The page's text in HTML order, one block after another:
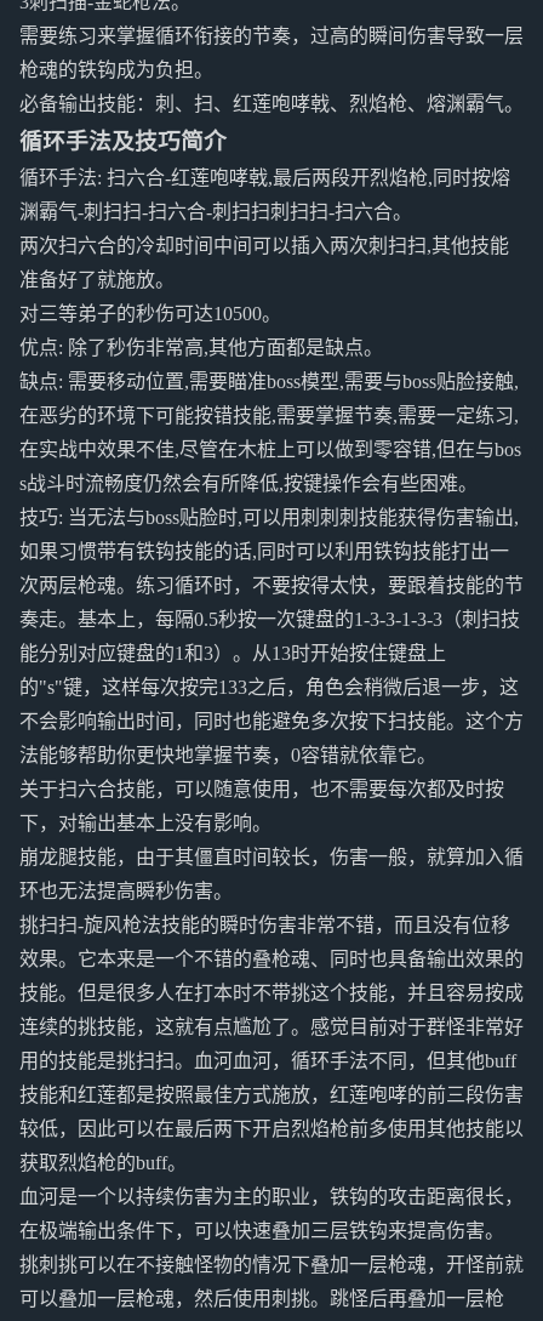
需要练习来掌握循环衔接的节奏，过高的瞬间伤害导致一层
枪魂的铁钩成为负担。
必备输出技能：刺、扫、红莲咆哮戟、烈焰枪、熔渊霸气。
循环手法及技巧简介
循环手法: 扫六合-红莲咆哮戟,最后两段开烈焰枪,同时按熔
渊霸气-刺扫扫-扫六合-刺扫扫刺扫扫-扫六合。
两次扫六合的冷却时间中间可以插入两次刺扫扫,其他技能
准备好了就施放。
对三等弟子的秒伤可达10500。
优点: 除了秒伤非常高,其他方面都是缺点。
缺点: 需要移动位置,需要瞄准boss模型,需要与boss贴脸接触,
在恶劣的环境下可能按错技能,需要掌握节奏,需要一定练习,
在实战中效果不佳,尽管在木桩上可以做到零容错,但在与bos
s战斗时流畅度仍然会有所降低,按键操作会有些困难。
技巧: 当无法与boss贴脸时,可以用刺刺刺技能获得伤害输出,
如果习惯带有铁钩技能的话,同时可以利用铁钩技能打出一
次两层枪魂。练习循环时，不要按得太快，要跟着技能的节
奏走。基本上，每隔0.5秒按一次键盘的1-3-3-1-3-3（刺扫技
能分别对应键盘的1和3）。从13时开始按住键盘上
的"s"键，这样每次按完133之后，角色会稍微后退一步，这
不会影响输出时间，同时也能避免多次按下扫技能。这个方
法能够帮助你更快地掌握节奏，0容错就依靠它。
关于扫六合技能，可以随意使用，也不需要每次都及时按
下，对输出基本上没有影响。
崩龙腿技能，由于其僵直时间较长，伤害一般，就算加入循
环也无法提高瞬秒伤害。
挑扫扫-旋风枪法技能的瞬时伤害非常不错，而且没有位移
效果。它本来是一个不错的叠枪魂、同时也具备输出效果的
技能。但是很多人在打本时不带挑这个技能，并且容易按成
连续的挑技能，这就有点尴尬了。感觉目前对于群怪非常好
用的技能是挑扫扫。血河血河，循环手法不同，但其他buff
技能和红莲都是按照最佳方式施放，红莲咆哮的前三段伤害
较低，因此可以在最后两下开启烈焰枪前多使用其他技能以
获取烈焰枪的buff。
血河是一个以持续伤害为主的职业，铁钩的攻击距离很长，
在极端输出条件下，可以快速叠加三层铁钩来提高伤害。
挑刺挑可以在不接触怪物的情况下叠加一层枪魂，开怪前就
可以叠加一层枪魂，然后使用刺挑。跳怪后再叠加一层枪